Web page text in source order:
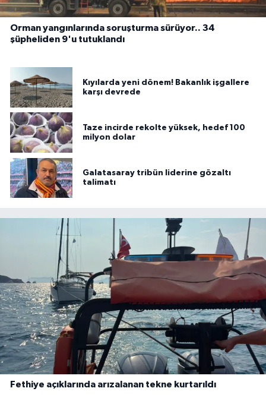
Orman yangınlarında soruşturma sürüyor.. 34
şüpheliden 9'u tutuklandı
Kıyılarda yeni dönem! Bakanlık işgallere
karşı devrede
Taze incirde rekolte yüksek, hedef 100
milyon dolar
Galatasaray tribün liderine gözaltı
talimatı
Fethiye açıklarında arızalanan tekne kurtarıldı